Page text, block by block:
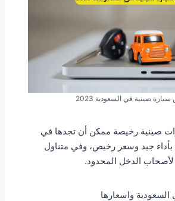
صينية في السعودية 2023
صينية رخيصة ممكن أن تجدها في
جيد وسعر رخيص، وفي متناول
الدخل المحدود.
واسعارها